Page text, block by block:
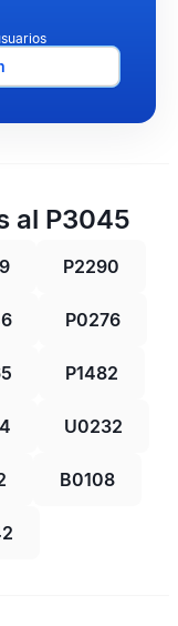
al P3045
P2290
P0276
P1482
U0232
B0108